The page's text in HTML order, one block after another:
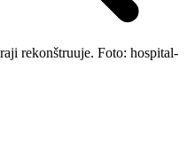
rekonštruuje. Foto: hospital-